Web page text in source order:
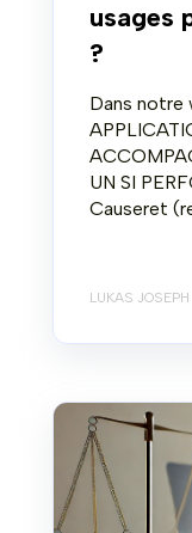
usages
?
Dans notre
UN SI
Causeret
LUKAS JOSEPH